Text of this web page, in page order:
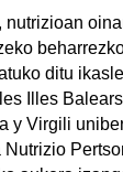
nutrizioan
ditu
Illes
y Virgili
Nutrizio